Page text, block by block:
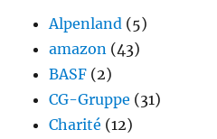
Alpenland (5)
amazon (43)
BASF (2)
CG-Gruppe (31)
Charité (12)